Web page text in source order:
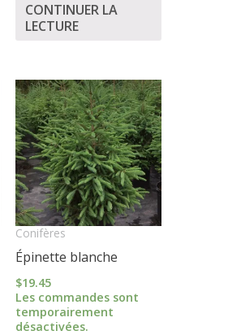
CONTINUER LA
LECTURE
Conifères
Épinette blanche
$19.45
Les commandes sont
temporairement
désactivées.